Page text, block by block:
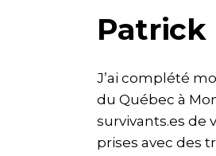
Patrick
J’ai complété
du Québec à
survivants.es de
prises avec des